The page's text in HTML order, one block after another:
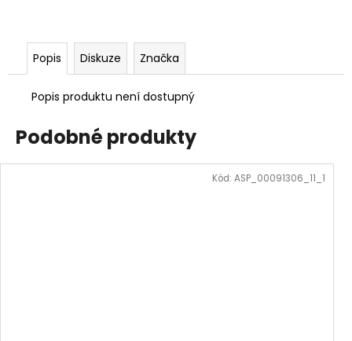
Popis Diskuze Značka
Popis produktu není dostupný
Podobné produkty
Kód: ASP_00091306_11_1